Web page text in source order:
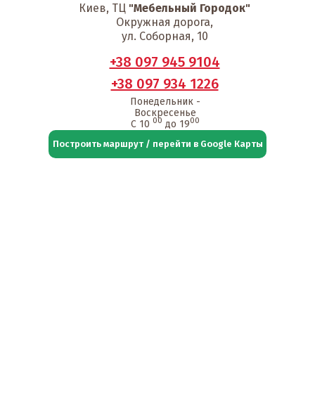
Построить маршрут / перейти в Google Карты
Киев, ТЦ "Мебельный Городок"
Окружная дорога,
ул. Соборная, 10
Понедельник -
Воскресенье
С 10 00 до 1900
+38 097 945 9104
+38 097 934 1226